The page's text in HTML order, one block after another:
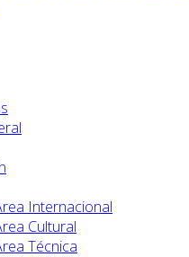
Internacional
Cultural
Técnica